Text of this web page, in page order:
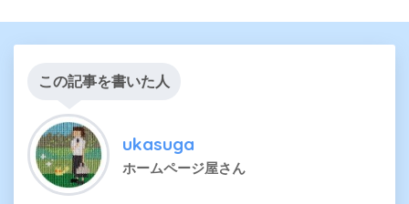
この記事を書いた人
ukasuga
ホームページ屋さん